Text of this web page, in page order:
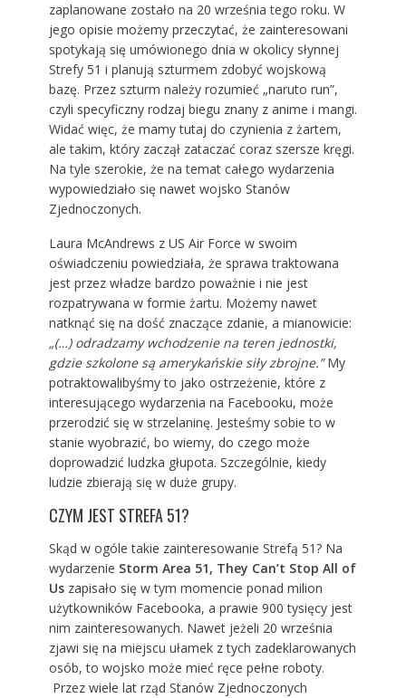
zaplanowane zostało na 20 września tego roku. W
jego opisie możemy przeczytać, że zainteresowani
spotykają się umówionego dnia w okolicy słynnej
Strefy 51 i planują szturmem zdobyć wojskową
bazę. Przez szturm należy rozumieć „naruto run”,
czyli specyficzny rodzaj biegu znany z anime i mangi.
Widać więc, że mamy tutaj do czynienia z żartem,
ale takim, który zaczął zataczać coraz szersze kręgi.
Na tyle szerokie, że na temat całego wydarzenia
wypowiedziało się nawet wojsko Stanów
Zjednoczonych.
Laura McAndrews z US Air Force w swoim
oświadczeniu powiedziała, że sprawa traktowana
jest przez władze bardzo poważnie i nie jest
rozpatrywana w formie żartu. Możemy nawet
natknąć się na dość znaczące zdanie, a mianowicie:
„(…) odradzamy wchodzenie na teren jednostki,
gdzie szkolone są amerykańskie siły zbrojne.”My
potraktowalibyśmy to jako ostrzeżenie, które z
interesującego wydarzenia na Facebooku, może
przerodzić się w strzelaninę. Jesteśmy sobie to w
stanie wyobrazić, bo wiemy, do czego może
doprowadzić ludzka głupota. Szczególnie, kiedy
ludzie zbierają się w duże grupy.
CZYM JEST STREFA 51?
Skąd w ogóle takie zainteresowanie Strefą 51? Na
wydarzenie Storm Area 51, They Can’t Stop All of
Uszapisało się w tym momencie ponad milion
użytkowników Facebooka, a prawie 900 tysięcy jest
nim zainteresowanych. Nawet jeżeli 20 września
zjawi się na miejscu ułamek z tych zadeklarowanych
osób, to wojsko może mieć ręce pełne roboty.
Przez wiele lat rząd Stanów Zjednoczonych